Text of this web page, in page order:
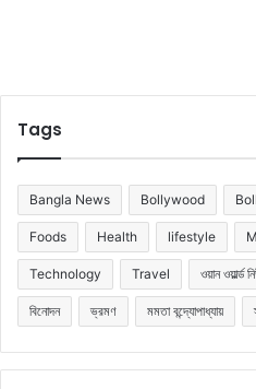
Tags
Bangla News Bollywood
Foods Health lifestyle
Technology Travel ওয়ান ওয়ার্ল্ড
বিনোদন ভ্রমণ মমতা বন্দ্যোপাধ্যায়